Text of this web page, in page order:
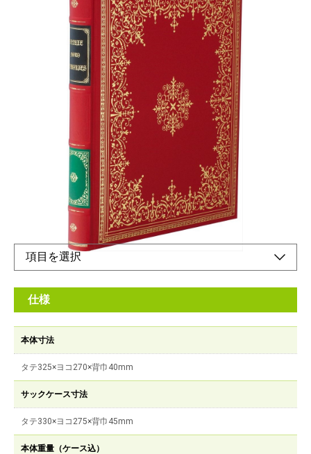
洋書のイメージで手造りされた高級アルバム
メーカー希望小売価格：
+ 税
100年台紙を背丸バンド（盛り上がっている筋）付き製本で仕上
げました。名入れは「箔押し」のみの対応となります。
オンラインショップ
仕様
本体寸法
タテ325×ヨコ270×背巾40mm
サックケース寸法
タテ330×ヨコ275×背巾45mm
本体重量（ケース込）